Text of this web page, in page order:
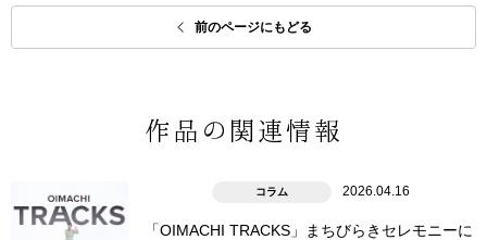
前のページにもどる
作品の関連情報
コラム 2026.04.16
「OIMACHI TRACKS」まちびらきセレモニーに